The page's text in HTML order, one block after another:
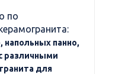
по
напольных панно,
различными
для